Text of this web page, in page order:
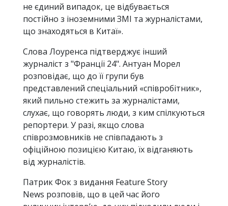
не єдиний випадок, це відбувається
постійно з іноземними ЗМІ та журналістами,
що знаходяться в Китаї».
Слова Лоуренса підтверджує інший
журналіст з "Франції 24". Антуан Морел
розповідає, що до її групи був
представлений спеціальний «співробітник»,
який пильно стежить за журналістами,
слухає, що говорять люди, з ким спілкуються
репортери. У разі, якщо слова
співрозмовників не співпадають з
офіційною позицією Китаю, їх відганяють
від журналістів.
Патрик Фок з видання Feature Story
News розповів, що в цей час його